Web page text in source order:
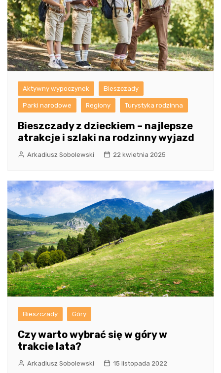
Aktywny wypoczynek Bieszczady
Parki narodowe Regiony Turystyka rodzinna
Bieszczady z dzieckiem – najlepsze
atrakcje i szlaki na rodzinny wyjazd
Arkadiusz Sobolewski 22 kwietnia 2025
Bieszczady Góry
Czy warto wybrać się w góry w
trakcie lata?
Arkadiusz Sobolewski 15 listopada 2022